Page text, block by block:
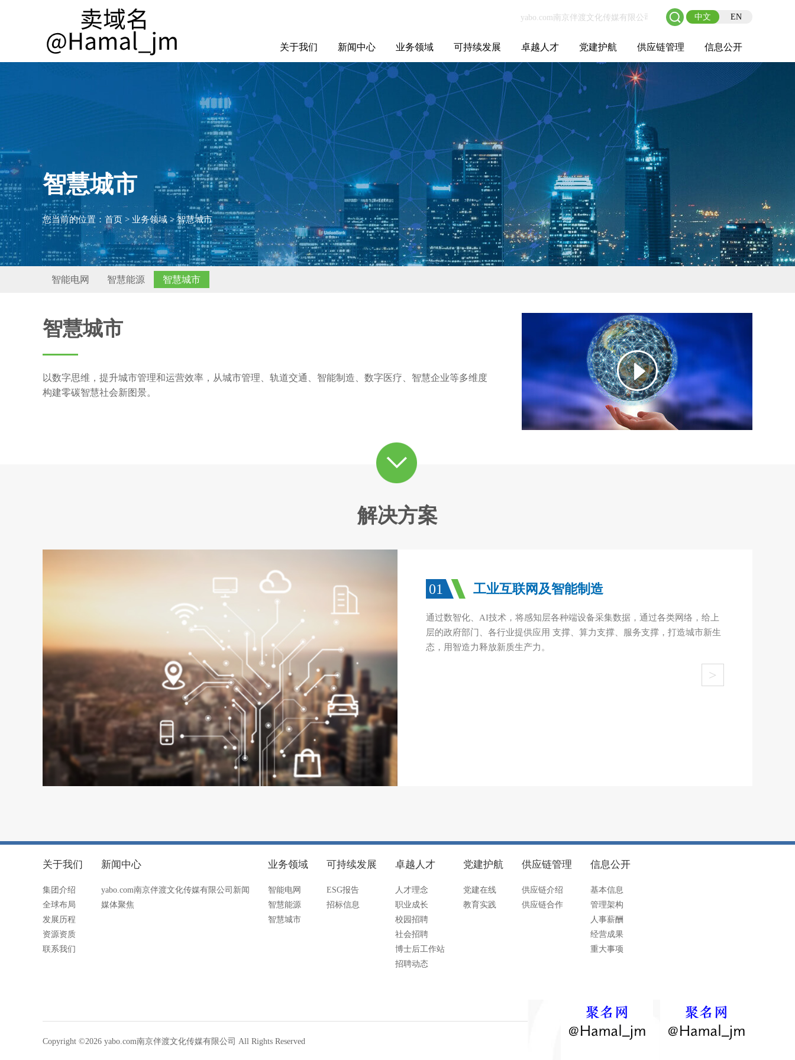
中文 EN
关于我们
集团介绍
全球布局
发展历程
资源资质
联系我们
新闻中心
yabo.com南京伴
渡文化传媒有限
公司新闻
媒体聚焦
业务领域
智能电网
智慧能源
智慧城市
可持续发展
ESG报告
招标信息
卓越人才
人才理念
职业成长
校园招聘
社会招聘
博士后工作站
招聘动态
党建护航 供应链管理
供应链介绍
供应链合作
信息公开
基本信息
管理架构
人事薪酬
经营成果
重大事项
智慧城市
您当前的位置： 首页 > 业务领域>智慧城市
智能电网 智慧能源 智慧城市
智慧城市
以数字思维，提升城市管理和运营效率，从城市管理、轨道交通、智能制造、数字医疗、智慧企业等多维度
构建零碳智慧社会新图景。
解决方案
01 工业互联网及智能制造
通过数智化、AI技术，将感知层各种端设备采集数据，通过各类网络，给上
层的政府部门、各行业提供应用 支撑、算力支撑、服务支撑，打造城市新生
态，用智造力释放新质生产力。
>
关于我们
集团介绍
全球布局
发展历程
资源资质
联系我们
新闻中心
yabo.com南京伴渡文化传媒有限公司新闻
媒体聚焦
业务领域
智能电网
智慧能源
智慧城市
可持续发展
ESG报告
招标信息
卓越人才
人才理念
职业成长
校园招聘
社会招聘
博士后工作站
招聘动态
党建护航
党建在线
教育实践
供应链管理
供应链介绍
供应链合作
信息公开
基本信息
管理架构
人事薪酬
经营成果
重大事项
Copyright ©2026 yabo.com南京伴渡文化传媒有限公司 All Rights Reserved